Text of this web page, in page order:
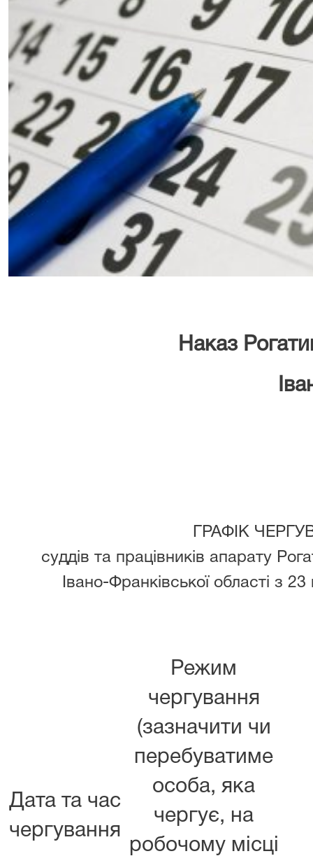
Наказ
ГРАФІК
суддів та працівників апарату
Івано-Франківської області з
Дата та час
чергування
Режим
чергування
(зазначити чи
перебуватиме
особа, яка
чергує, на
робочому місці